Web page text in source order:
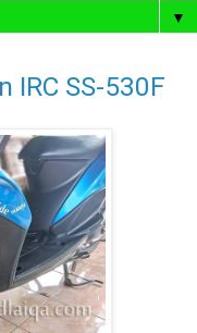
▼
IRC SS-530F